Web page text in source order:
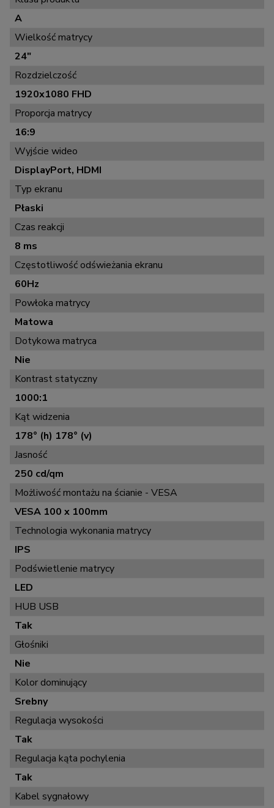
A
Wielkość matrycy
24"
Rozdzielczość
1920x1080 FHD
Proporcja matrycy
16:9
Wyjście wideo
DisplayPort, HDMI
Typ ekranu
Płaski
Czas reakcji
8 ms
Częstotliwość odświeżania ekranu
60Hz
Powłoka matrycy
Matowa
Dotykowa matryca
Nie
Kontrast statyczny
1000:1
Kąt widzenia
178° (h) 178° (v)
Jasność
250 cd/qm
Możliwość montażu na ścianie - VESA
VESA 100 x 100mm
Technologia wykonania matrycy
IPS
Podświetlenie matrycy
LED
HUB USB
Tak
Głośniki
Nie
Kolor dominujący
Srebny
Regulacja wysokości
Tak
Regulacja kąta pochylenia
Tak
Kabel sygnałowy